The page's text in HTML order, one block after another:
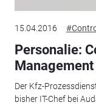
15.04.2016
Personalie:
Management
Der Kfz-
bisher IT-Chef bei